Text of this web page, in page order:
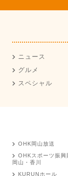
ニュース
グルメ
スペシャル
OHK岡山放送
OHKスポーツ振興
岡山・香川
KURUNホール